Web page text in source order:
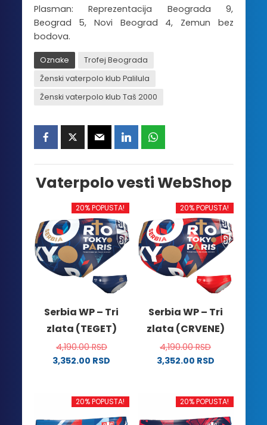
Plasman: Reprezentacija Beograda 9,
Beograd 5, Novi Beograd 4, Zemun bez
bodova.
Oznake
Trofej Beograda
Ženski vaterpolo klub Palilula
Ženski vaterpolo klub Taš 2000
Vaterpolo vesti WebShop
20% POPUSTA!
Serbia WP – Tri
zlata (TEGET)
4,190.00RSD
3,352.00 RSD
ima
20% POPUSTA!
Serbia WP – Tri
zlata (CRVENE)
4,190.00RSD
3,352.00 RSD
ima
20% POPUSTA! 20% POPUSTA!